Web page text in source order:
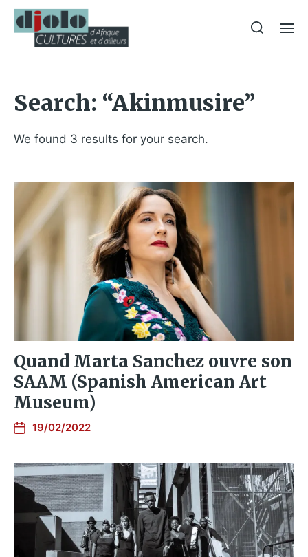
Search: “Akinmusire”
We found 3 results for your search.
Quand Marta Sanchez ouvre son
SAAM (Spanish American Art
Museum)
19/02/2022